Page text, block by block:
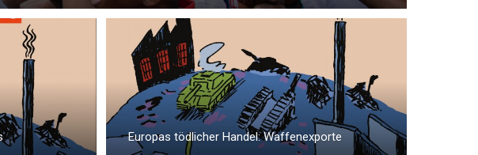
Europas tödlicher Handel: Waffenexporte